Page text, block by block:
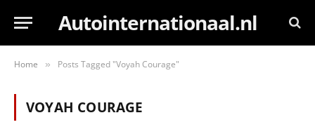
Autointernationaal.nl
Home » Posts Tagged "Voyah Courage"
VOYAH COURAGE